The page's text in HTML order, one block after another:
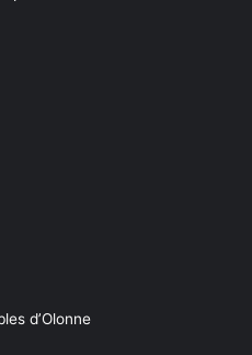
d’Olonne